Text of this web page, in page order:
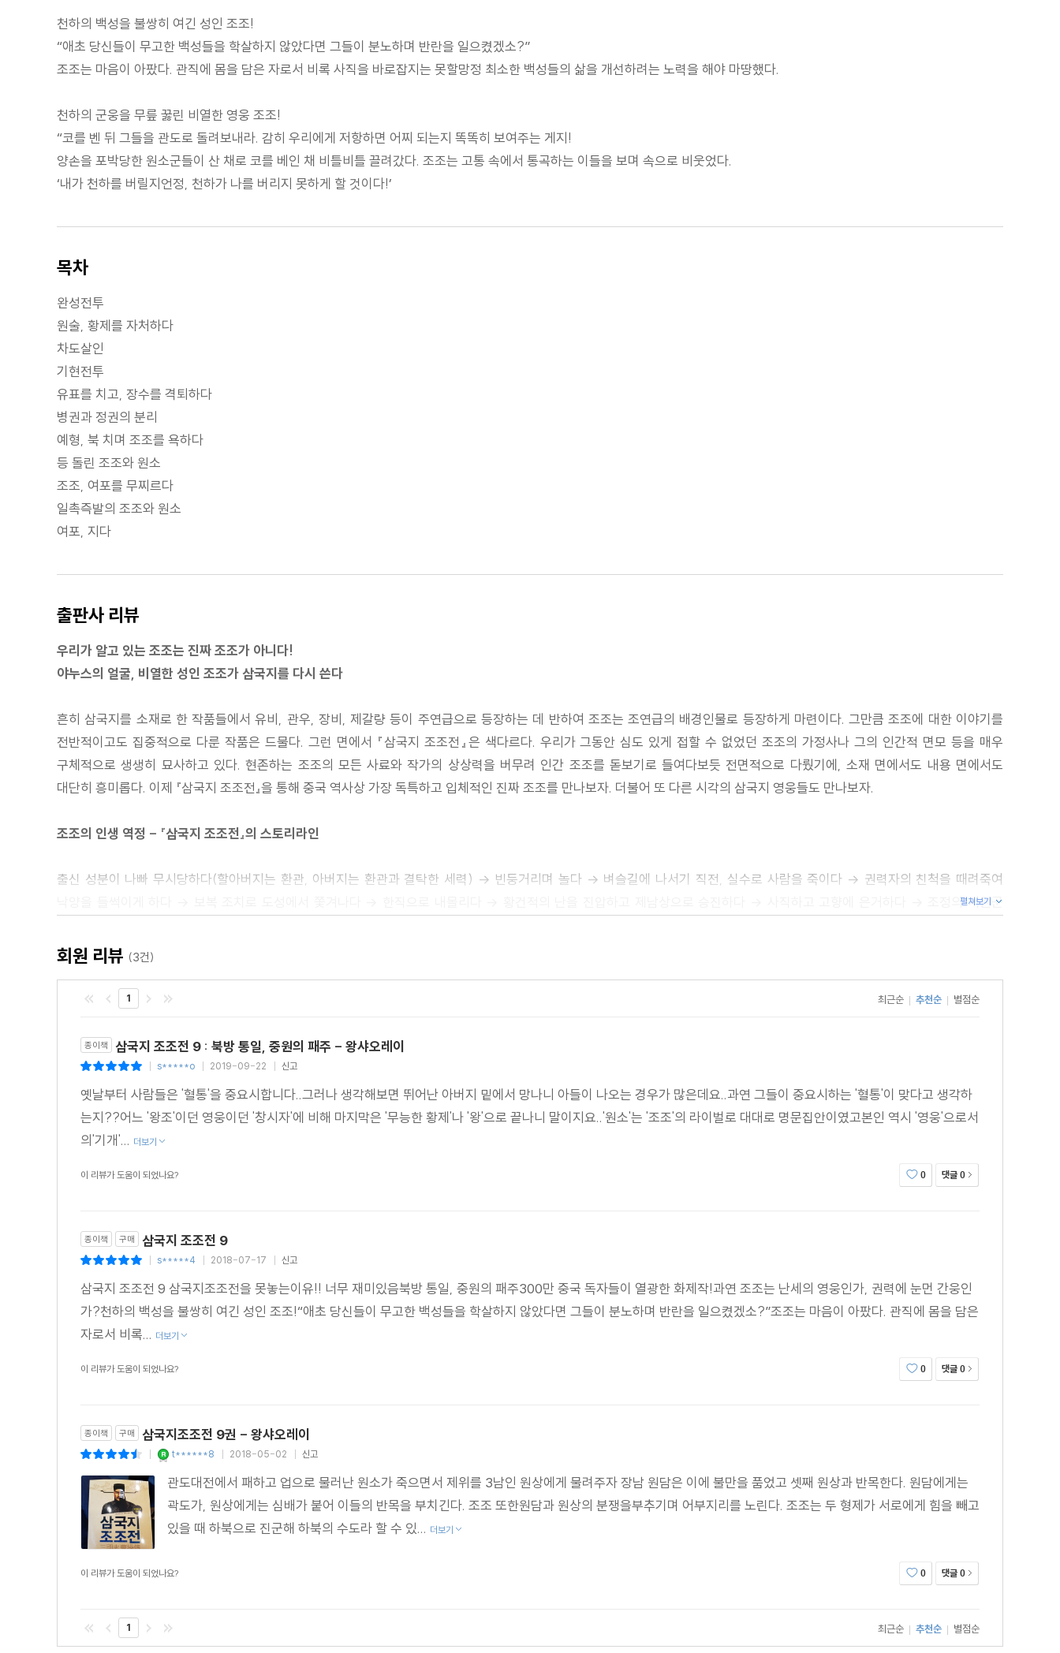
천하의 백성을 불쌍히 여긴 성인 조조!
“애초 당신들이 무고한 백성들을 학살하지 않았다면 그들이 분노하며 반란을 일으켰겠소?”
조조는 마음이 아팠다. 관직에 몸을 담은 자로서 비록 사직을 바로잡지는 못할망정 최소한 백성들의 삶을 개선하려는 노력을 해야 마땅했다.
천하의 군웅을 무릎 꿇린 비열한 영웅 조조!
“코를 벤 뒤 그들을 관도로 돌려보내라. 감히 우리에게 저항하면 어찌 되는지 똑똑히 보여주는 게지!
양손을 포박당한 원소군들이 산 채로 코를 베인 채 비틀비틀 끌려갔다. 조조는 고통 속에서 통곡하는 이들을 보며 속으로 비웃었다.
‘내가 천하를 버릴지언정, 천하가 나를 버리지 못하게 할 것이다!’
목차
완성전투
원술, 황제를 자처하다
차도살인
기현전투
유표를 치고, 장수를 격퇴하다
병권과 정권의 분리
예형, 북 치며 조조를 욕하다
등 돌린 조조와 원소
조조, 여포를 무찌르다
일촉즉발의 조조와 원소
여포, 지다
출판사 리뷰
우리가 알고 있는 조조는 진짜 조조가 아니다!
야누스의 얼굴, 비열한 성인 조조가 삼국지를 다시 쓴다
흔히 삼국지를 소재로 한 작품들에서 유비, 관우, 장비, 제갈량 등이 주연급으로 등장하는 데 반하여 조조는 조연급의 배경인물로 등장하게 마련이다. 그만큼 조조에 대한 이야기를
전반적이고도 집중적으로 다룬 작품은 드물다. 그런 면에서 『삼국지 조조전』은 색다르다. 우리가 그동안 심도 있게 접할 수 없었던 조조의 가정사나 그의 인간적 면모 등을 매우
구체적으로 생생히 묘사하고 있다. 현존하는 조조의 모든 사료와 작가의 상상력을 버무려 인간 조조를 돋보기로 들여다보듯 전면적으로 다뤘기에, 소재 면에서도 내용 면에서도
대단히 흥미롭다. 이제 『삼국지 조조전』을 통해 중국 역사상 가장 독특하고 입체적인 진짜 조조를 만나보자. 더불어 또 다른 시각의 삼국지 영웅들도 만나보자.
조조의 인생 역정 - 『삼국지 조조전』의 스토리라인
출신 성분이 나빠 무시당하다(할아버지는 환관, 아버지는 환관과 결탁한 세력) → 빈둥거리며 놀다 → 벼슬길에 나서기 직전, 실수로 사람을 죽이다 → 권력자의 친척을 때려죽여
낙양을 들썩이게 하다 → 보복 조치로 도성에서 쫓겨나다 → 한직으로 내몰리다 → 황건적의 난을 진압하고 제남상으로 승진하다 → 사직하고 고향에 은거하다 → 조정의 서원군
제후들을 제압하다 → 관도대전에서 원소를 격파하다 → 스스로 승상에 오르다 → 적벽대전에서 대패하고 구사일생으로 살아나다 → 실질적인 황제 노릇을 하면서도 황위에 오르지
펼쳐보기
회원 리뷰 (3건)
1 최근순 추천순 별점순
종이책 삼국지 조조전 9 : 북방 통일, 중원의 패주 - 왕샤오레이
s*****o 2019-09-22 신고
옛날부터 사람들은 '혈통'을 중요시합니다..그러나 생각해보면 뛰어난 아버지 밑에서 망나니 아들이 나오는 경우가 많은데요..과연 그들이 중요시하는 '혈통'이 맞다고 생각하
는지??어느 '왕조'이던 영웅이던 '창시자'에 비해 마지막은 '무능한 황제'나 '왕'으로 끝나니 말이지요..'원소'는 '조조'의 라이벌로 대대로 명문집안이였고본인 역시 '영웅'으로서
의'기개'... 더보기
이 리뷰가 도움이 되었나요? 0 댓글 0
종이책 구매 삼국지 조조전 9
s*****4 2018-07-17 신고
삼국지 조조전 9 삼국지조조전을 못놓는이유!! 너무 재미있음북방 통일, 중원의 패주300만 중국 독자들이 열광한 화제작!과연 조조는 난세의 영웅인가, 권력에 눈먼 간웅인
가?천하의 백성을 불쌍히 여긴 성인 조조!“애초 당신들이 무고한 백성들을 학살하지 않았다면 그들이 분노하며 반란을 일으켰겠소?”조조는 마음이 아팠다. 관직에 몸을 담은
자로서 비록... 더보기
이 리뷰가 도움이 되었나요? 0 댓글 0
종이책 구매 삼국지조조전 9권 - 왕샤오레이
t******8 2018-05-02 신고
관도대전에서 패하고 업으로 물러난 원소가 죽으면서 제위를 3남인 원상에게 물려주자 장남 원담은 이에 불만을 품었고 셋째 원상과 반목한다. 원담에게는
곽도가, 원상에게는 심배가 붙어 이들의 반목을 부치긴다. 조조 또한원담과 원상의 분쟁을부추기며 어부지리를 노린다. 조조는 두 형제가 서로에게 힘을 빼고
있을 때 하북으로 진군해 하북의 수도라 할 수 있... 더보기
이 리뷰가 도움이 되었나요? 0 댓글 0
1 최근순 추천순 별점순